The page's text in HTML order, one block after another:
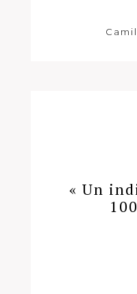
« Un